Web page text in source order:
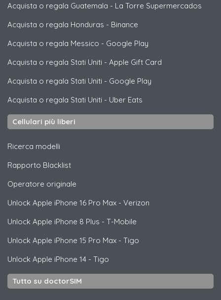
Acquista o regala Guatemala - La Torre Supermercados
Acquista o regala Honduras - Binance
Acquista o regala Messico - Google Play
Acquista o regala Stati Uniti - Apple Gift Card
Acquista o regala Stati Uniti - Google Play
Acquista o regala Stati Uniti - Uber Eats
Cellulari più liberi
Ricerca modelli
Rapporto Blacklist
Operatore originale
Unlock Apple iPhone 16 Pro Max - Verizon
Unlock Apple iPhone 8 Plus - T-Mobile
Unlock Apple iPhone 15 Pro Max - Tigo
Unlock Apple iPhone 14 - Tigo
Tutto su doctorSIM